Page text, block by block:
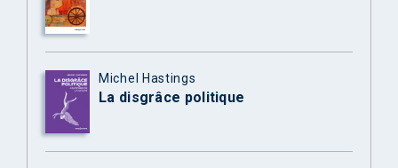
Michel Hastings
La disgrâce politique